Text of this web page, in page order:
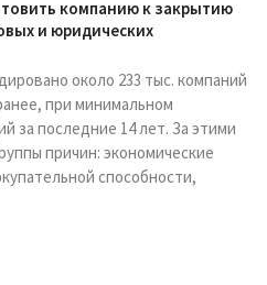
компанию к закрытию
и юридических
около 233 тыс. компаний
при минимальном
за последние 14 лет. За этими
причин: экономические
способности,